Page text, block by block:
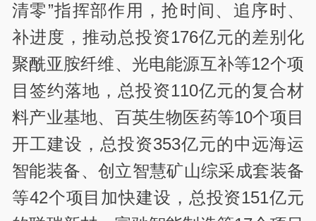
清零”指挥部作用，抢时间、追序时、
补进度，推动总投资176亿元的差别化
聚酰亚胺纤维、光电能源互补等12个项
目签约落地，总投资110亿元的复合材
料产业基地、百英生物医药等10个项目
开工建设，总投资353亿元的中远海运
智能装备、创立智慧矿山综采成套装备
等42个项目加快建设，总投资151亿元